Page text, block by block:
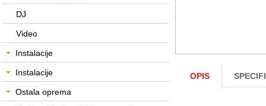
DJ
Video
Instalacije
Instalacije
Ostala oprema
OPIS